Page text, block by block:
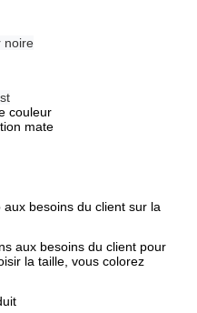
noire
couleur
mate
besoins du client sur la
aux besoins du client pour
la taille, vous colorez